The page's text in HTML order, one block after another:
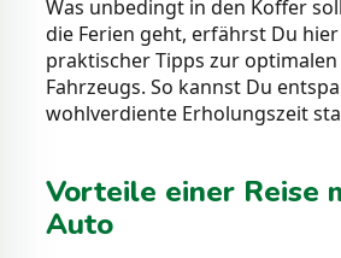
Was unbedingt in den Koffer
die Ferien geht, erfährst Du
praktischer Tipps zur optimalen
Fahrzeugs. So kannst Du
wohlverdiente Erholungszeit
Vorteile einer Reise
Auto